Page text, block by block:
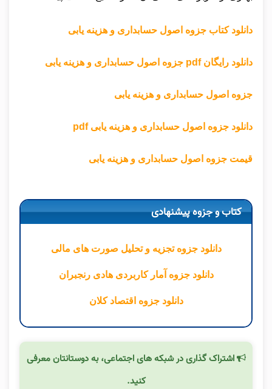
دانلود کتاب جزوه اصول حسابداری و هزینه یابی
دانلود رایگان pdf جزوه اصول حسابداری و هزینه یابی
جزوه اصول حسابداری و هزینه یابی
دانلود جزوه اصول حسابداری و هزینه یابی pdf
قیمت جزوه اصول حسابداری و هزینه یابی
کتاب و جزوه پیشنهادی
دانلود جزوه تجزیه و تحلیل صورت های مالی
دانلود جزوه آمار کاربردی هادی رنجبران
دانلود جزوه اقتصاد کلان
اشتراک گذاری در شبکه های اجتماعی، به دوستانتان معرفی
کنید.